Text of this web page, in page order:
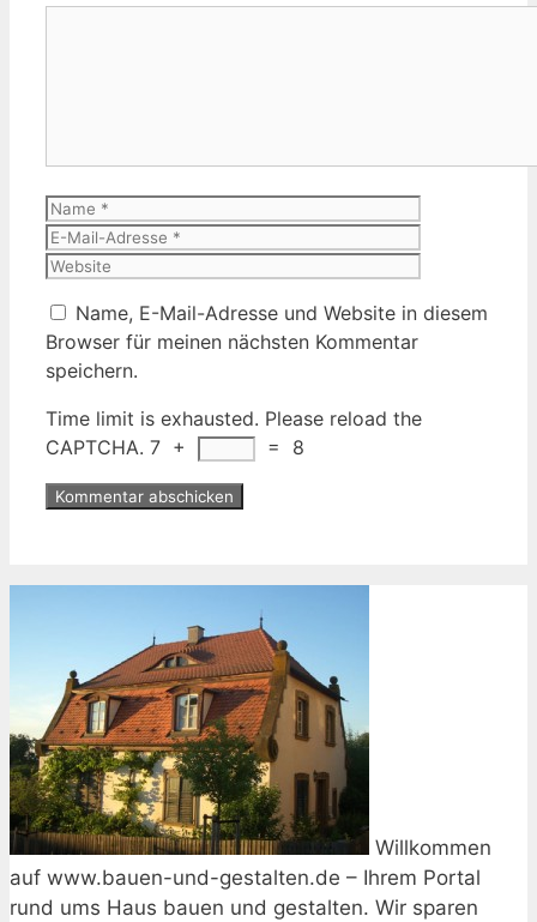
Name
Name, E-Mail-Adresse und Website in diesem
Browser für meinen nächsten Kommentar
speichern.
Time limit is exhausted. Please reload the
CAPTCHA. 7 + = 8
Willkommen
auf www.bauen-und-gestalten.de – Ihrem Portal
rund ums Haus bauen und gestalten. Wir sparen